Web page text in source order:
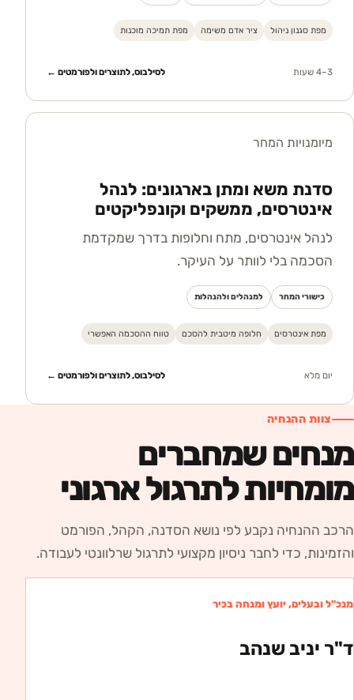
מפת סגנון ניהול ציר אדם משימה מפת תמיכה מוכנות
3–4 שעות לסילבוס, לתוצרים ולפורמטים ←
מיומנויות המחר
סדנת משא ומתן בארגונים: לנהל
אינטרסים, ממשקים וקונפליקטים
לנהל אינטרסים, מתח וחלופות בדרך שמקדמת
הסכמה בלי לוותר על העיקר.
כישורי המחר למנהלים ולהנהלות
מפת אינטרסים חלופה מיטבית להסכם טווח ההסכמה האפשרי
יום מלא לסילבוס, לתוצרים ולפורמטים ←
צוות ההנחיה
מנחים שמחברים
מומחיות לתרגול ארגוני
הרכב ההנחיה נקבע לפי נושא הסדנה, הקהל, הפורמט
והזמינות, כדי לחבר ניסיון מקצועי לתרגול שרלוונטי לעבודה.
מנכ"ל ובעלים, יועץ ומנחה בכיר
ד"ר יניב שנהב